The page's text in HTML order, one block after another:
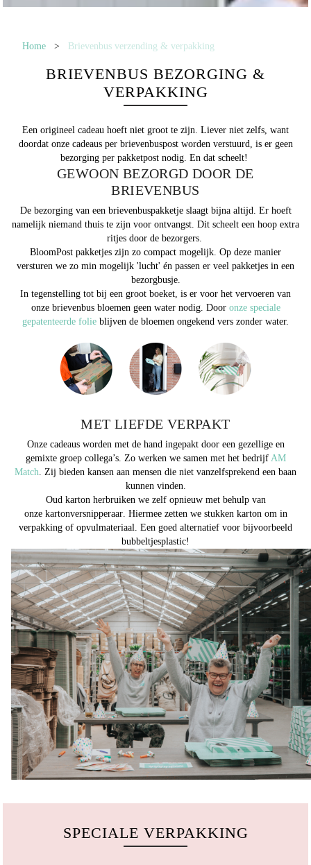
Home > Brievenbus verzending & verpakking
BRIEVENBUS BEZORGING &
VERPAKKING
Een origineel cadeau hoeft niet groot te zijn. Liever niet zelfs, want
doordat onze cadeaus per brievenbuspost worden verstuurd, is er geen
bezorging per pakketpost nodig. En dat scheelt!
GEWOON BEZORGD DOOR DE
BRIEVENBUS
De bezorging van een brievenbuspakketje slaagt bijna altijd. Er hoeft
namelijk niemand thuis te zijn voor ontvangst. Dit scheelt een hoop extra
ritjes door de bezorgers.
BloomPost pakketjes zijn zo compact mogelijk. Op deze manier
versturen we zo min mogelijk 'lucht' én passen er veel pakketjes in een
bezorgbusje.
In tegenstelling tot bij een groot boeket, is er voor het vervoeren van
onze brievenbus bloemen geen water nodig. Door onze speciale
gepatenteerde folie blijven de bloemen ongekend vers zonder water.
MET LIEFDE VERPAKT
Onze cadeaus worden met de hand ingepakt door een gezellige en
gemixte groep collega’s. Zo werken we samen met het bedrijf AM
Match. Zij bieden kansen aan mensen die niet vanzelfsprekend een baan
kunnen vinden.
Oud karton herbruiken we zelf opnieuw met behulp van
onze kartonversnipperaar. Hiermee zetten we stukken karton om in
verpakking of opvulmateriaal. Een goed alternatief voor bijvoorbeeld
bubbeltjesplastic!
SPECIALE VERPAKKING